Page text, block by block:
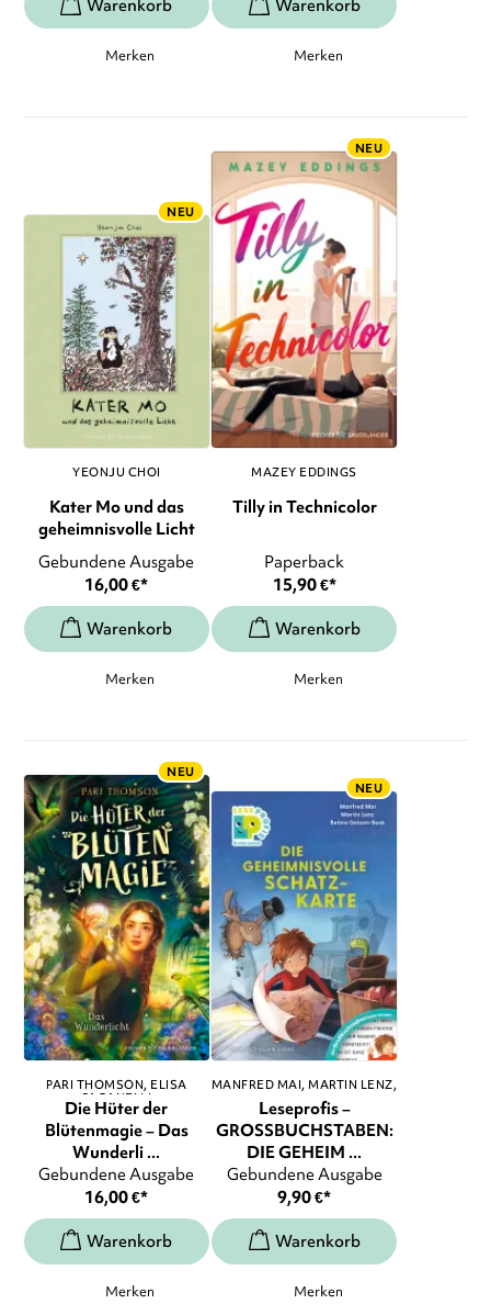
Merken Merken
NEU
YEONJU CHOI
Kater Mo und das
geheimnisvolle Licht
Gebundene Ausgabe
16,00€*
Merken
NEU
MAZEY EDDINGS
Tilly in Technicolor
Paperback
15,90€*
Merken
NEU
PARI THOMSON ELISA
PAGANELLI
Die Hüter der
Blütenmagie – Das
Wunderli ...
Gebundene Ausgabe
16,00€*
Merken
NEU
MANFRED MAI MARTIN LENZ,
...
Leseprofis –
GROSSBUCHSTABEN:
DIE GEHEIM ...
Gebundene Ausgabe
9,90€*
Merken